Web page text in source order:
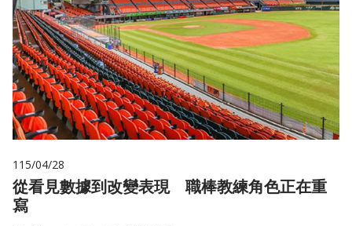
115/04/28
從看見數據到改變表現 職棒教練角色正在重
寫